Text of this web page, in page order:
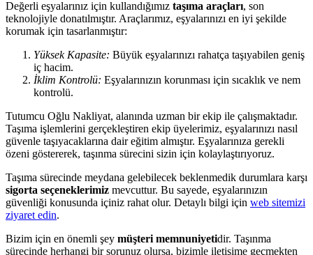
Değerli eşyalarınız için kullandığımız taşıma araçları, son
teknolojiyle donatılmıştır. Araçlarımız, eşyalarınızı en iyi şekilde
korumak için tasarlanmıştır:
Yüksek Kapasite: Büyük eşyalarınızı rahatça taşıyabilen geniş
iç hacim.
İklim Kontrolü: Eşyalarınızın korunması için sıcaklık ve nem
kontrolü.
Tutumcu Oğlu Nakliyat, alanında uzman bir ekip ile çalışmaktadır.
Taşıma işlemlerini gerçekleştiren ekip üyelerimiz, eşyalarınızı nasıl
güvenle taşıyacaklarına dair eğitim almıştır. Eşyalarınıza gerekli
özeni göstererek, taşınma sürecini sizin için kolaylaştırıyoruz.
Taşıma sürecinde meydana gelebilecek beklenmedik durumlara karşı
sigorta seçeneklerimiz mevcuttur. Bu sayede, eşyalarınızın
güvenliği konusunda içiniz rahat olur. Detaylı bilgi için web sitemizi
ziyaret edin.
Bizim için en önemli şey müşteri memnuniyetidir. Taşınma
sürecinde herhangi bir sorunuz olursa, bizimle iletişime geçmekten